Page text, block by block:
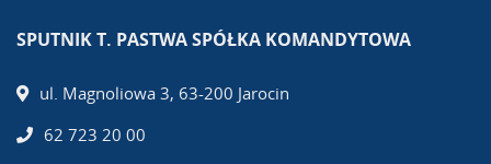
SPUTNIK T. PASTWA SPÓŁKA KOMANDYTOWA
ul. Magnoliowa 3, 63-200 Jarocin
62 723 20 00